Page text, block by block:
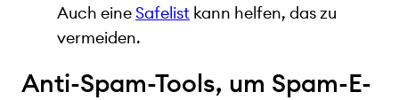
Auch eine Safelist kann helfen, das zu
vermeiden.
Anti-Spam-Tools, um Spam-E-